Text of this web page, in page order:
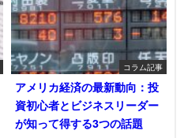
コラム記事
アメリカ経済の最新動向：投
資初心者とビジネスリーダー
が知って得する3つの話題